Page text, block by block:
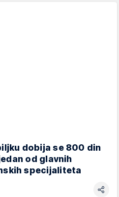
dobija se 800 din
od glavnih
specijaliteta